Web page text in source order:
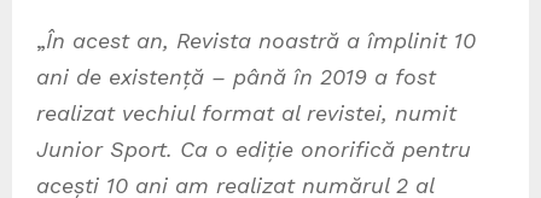
„În acest an, Revista noastră a împlinit 10
ani de existență – până în 2019 a fost
realizat vechiul format al revistei, numit
Junior Sport. Ca o ediție onorifică pentru
acești 10 ani am realizat numărul 2 al